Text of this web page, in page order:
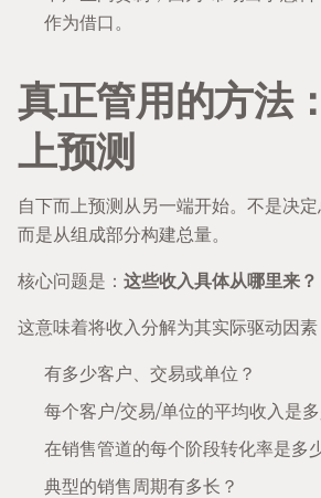
作为借口。
真正管用的方法
上预测
自下而上预测从另一端开始。不是决定
而是从组成部分构建总量。
核心问题是： 这些收入具体从哪里来？
这意味着将收入分解为其实际驱动因素
有多少客户、交易或单位？
每个客户/交易/单位的平均收入是多
在销售管道的每个阶段转化率是多
典型的销售周期有多长？